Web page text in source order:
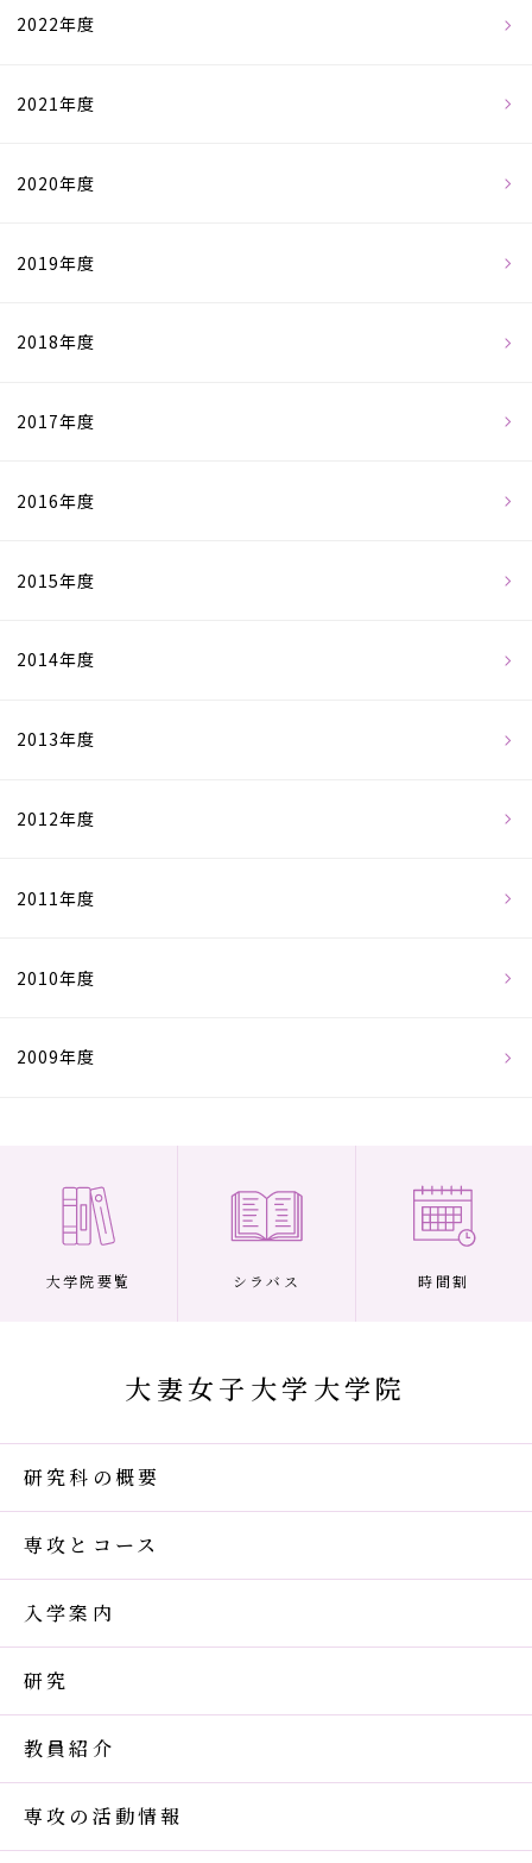
2022年度
2021年度
2020年度
2019年度
2018年度
2017年度
2016年度
2015年度
2014年度
2013年度
2012年度
2011年度
2010年度
2009年度
大学院要覧 シラバス 時間割
大妻女子大学大学院
研究科の概要
専攻とコース
入学案内
研究
教員紹介
専攻の活動情報